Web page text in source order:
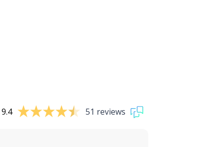
9.4 51 reviews